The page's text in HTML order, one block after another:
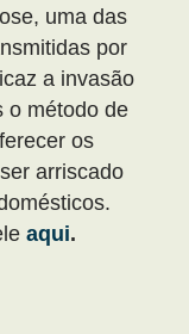
uma das
por
a invasão
o método de
os
arriscado
aqui.